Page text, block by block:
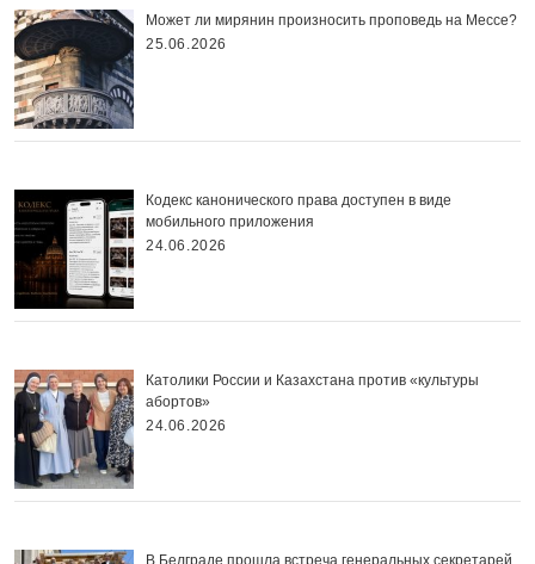
Может ли мирянин произносить проповедь на Мессе?
25.06.2026
Кодекс канонического права доступен в виде
мобильного приложения
24.06.2026
Католики России и Казахстана против «культуры
абортов»
24.06.2026